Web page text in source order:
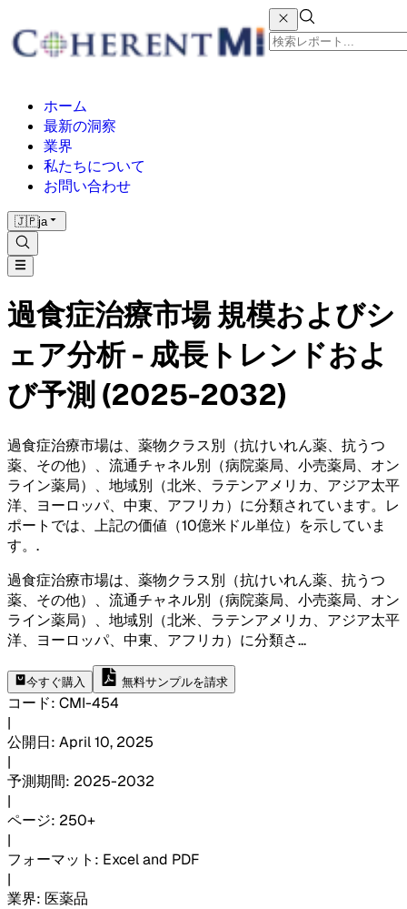
ホーム
最新の洞察
業界
私たちについて
お問い合わせ
🇯🇵ja
過食症治療市場 規模およびシ
ェア分析 - 成長トレンドおよ
び予測 (2025-2032)
過食症治療市場は、薬物クラス別（抗けいれん薬、抗うつ
薬、その他）、流通チャネル別（病院薬局、小売薬局、オン
ライン薬局）、地域別（北米、ラテンアメリカ、アジア太平
洋、ヨーロッパ、中東、アフリカ）に分類されています。レ
ポートでは、上記の価値（10億米ドル単位）を示していま
す。 .
過食症治療市場は、薬物クラス別（抗けいれん薬、抗うつ
薬、その他）、流通チャネル別（病院薬局、小売薬局、オン
ライン薬局）、地域別（北米、ラテンアメリカ、アジア太平
洋、ヨーロッパ、中東、アフリカ）に分類さ...
今すぐ購入 無料サンプルを請求
コード: CMI-454
|
公開日: April 10, 2025
|
予測期間: 2025-2032
|
ページ: 250+
|
フォーマット : Excel and PDF
|
業界: 医薬品